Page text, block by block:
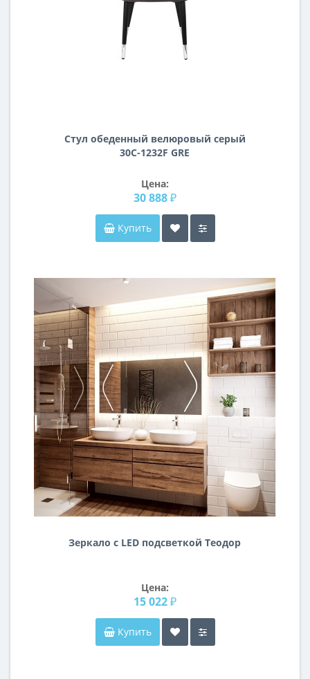
Стул обеденный велюровый серый
30C-1232F GRE
Цена:
30 888 ₽
Купить
Зеркало с LED подсветкой Теодор
Цена:
15 022 ₽
Купить